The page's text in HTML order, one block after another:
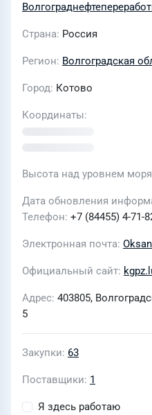
Страна Россия
Регион Волгоградская
Город Котово
Координаты
Высота над уровнем моря
Дата обновления
Телефон +7 (84455) 4-71-
Электронная почта
Официальный сайт
Адрес 403805,
5
Закупки 63
Поставщики 1
Я здесь работаю